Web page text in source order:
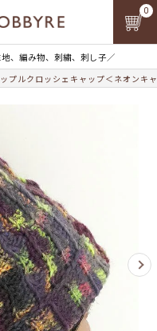
、編み物、刺繍、刺し子／
0
プルクロッシェキャップ＜ネオンキ